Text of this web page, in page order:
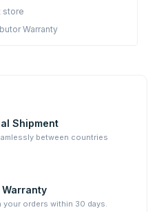
store
Warranty
Shipment
between countries
orders within 30 days.